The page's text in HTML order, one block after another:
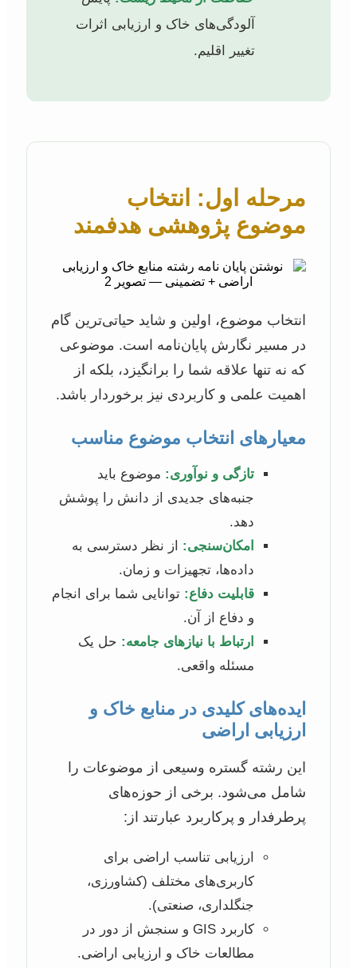
آلودگی‌های خاک و ارزیابی اثرات
تغییر اقلیم.
مرحله اول: انتخاب
موضوع پژوهشی هدفمند
انتخاب موضوع، اولین و شاید حیاتی‌ترین گام
در مسیر نگارش پایان‌نامه است. موضوعی
که نه تنها علاقه شما را برانگیزد، بلکه از
اهمیت علمی و کاربردی نیز برخوردار باشد.
معیارهای انتخاب موضوع مناسب
تازگی و نوآوری: موضوع باید
جنبه‌های جدیدی از دانش را پوشش
دهد.
امکان‌سنجی: از نظر دسترسی به
داده‌ها، تجهیزات و زمان.
قابلیت دفاع: توانایی شما برای انجام
و دفاع از آن.
ارتباط با نیازهای جامعه: حل یک
مسئله واقعی.
ایده‌های کلیدی در منابع خاک و
ارزیابی اراضی
این رشته گستره وسیعی از موضوعات را
شامل می‌شود. برخی از حوزه‌های
پرطرفدار و پرکاربرد عبارتند از:
ارزیابی تناسب اراضی برای
کاربری‌های مختلف (کشاورزی،
جنگلداری، صنعتی).
کاربرد GIS و سنجش از دور در
مطالعات خاک و ارزیابی اراضی.